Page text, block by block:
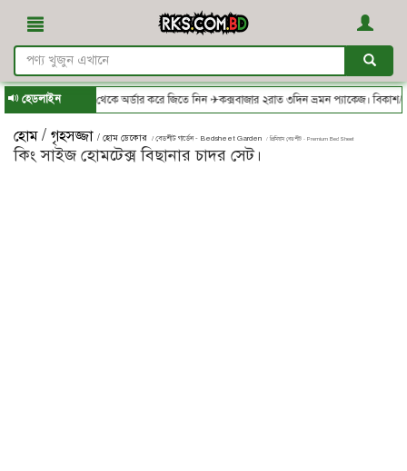
হেডলাইন
RKS.com.bd - থেকে অর্ডার করে জিতে নিন ✈কক্সবাজার ২রাত ৩দিন ভ্রমন প্যাকেজ। বিকাশ/
হোম / গৃহসজ্জা / হোম ডেকোর / বেডশীট গার্ডেন - Bedsheet Garden / প্রিমিয়াম বেডশীট - Premium Bed Sheet
কিং সাইজ হোমটেক্স বিছানার চাদর সেট।